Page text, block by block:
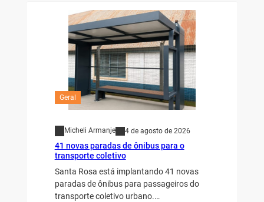
Geral
Micheli Armanje 4 de agosto de 2026
41 novas paradas de ônibus para o
transporte coletivo
Santa Rosa está implantando 41 novas
paradas de ônibus para passageiros do
transporte coletivo urbano.…